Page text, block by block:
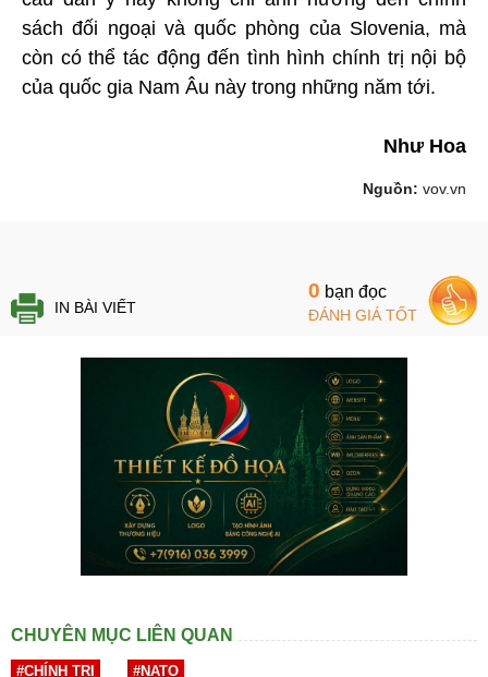
sách đối ngoại và quốc phòng của Slovenia, mà
còn có thể tác động đến tình hình chính trị nội bộ
của quốc gia Nam Âu này trong những năm tới.
Như Hoa
Nguồn: vov.vn
IN BÀI VIẾT
0 bạn đọc
ĐÁNH GIÁ TỐT
CHUYÊN MỤC LIÊN QUAN
#CHÍNH TRỊ #NATO